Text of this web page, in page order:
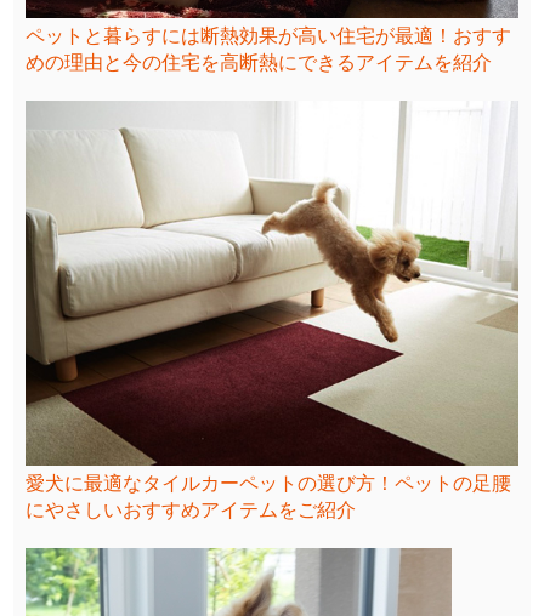
ペットと暮らすには断熱効果が高い住宅が最適！おすす
めの理由と今の住宅を高断熱にできるアイテムを紹介
愛犬に最適なタイルカーペットの選び方！ペットの足腰
にやさしいおすすめアイテムをご紹介